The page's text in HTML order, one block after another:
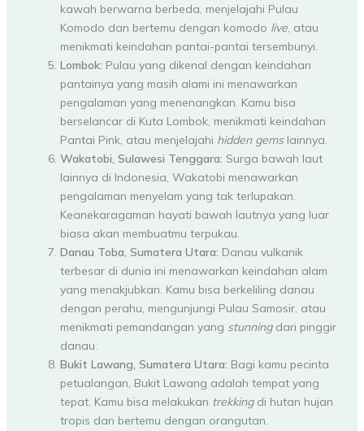
kawah berwarna berbeda, menjelajahi Pulau
Komodo dan bertemu dengan komodo live, atau
menikmati keindahan pantai-pantai tersembunyi.
Lombok: Pulau yang dikenal dengan keindahan
pantainya yang masih alami ini menawarkan
pengalaman yang menenangkan. Kamu bisa
berselancar di Kuta Lombok, menikmati keindahan
Pantai Pink, atau menjelajahi hidden gemslainnya.
Wakatobi, Sulawesi Tenggara: Surga bawah laut
lainnya di Indonesia, Wakatobi menawarkan
pengalaman menyelam yang tak terlupakan.
Keanekaragaman hayati bawah lautnya yang luar
biasa akan membuatmu terpukau.
Danau Toba, Sumatera Utara: Danau vulkanik
terbesar di dunia ini menawarkan keindahan alam
yang menakjubkan. Kamu bisa berkeliling danau
dengan perahu, mengunjungi Pulau Samosir, atau
menikmati pemandangan yang stunningdari pinggir
danau.
Bukit Lawang, Sumatera Utara: Bagi kamu pecinta
petualangan, Bukit Lawang adalah tempat yang
tepat. Kamu bisa melakukan trekkingdi hutan hujan
tropis dan bertemu dengan orangutan.